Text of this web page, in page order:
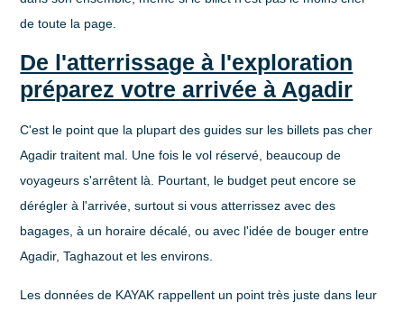
de toute la page.
De l'atterrissage à l'exploration
préparez votre arrivée à Agadir
C'est le point que la plupart des guides sur les billets pas cher
Agadir traitent mal. Une fois le vol réservé, beaucoup de
voyageurs s'arrêtent là. Pourtant, le budget peut encore se
dérégler à l'arrivée, surtout si vous atterrissez avec des
bagages, à un horaire décalé, ou avec l'idée de bouger entre
Agadir, Taghazout et les environs.
Les données de KAYAK rappellent un point très juste dans leur